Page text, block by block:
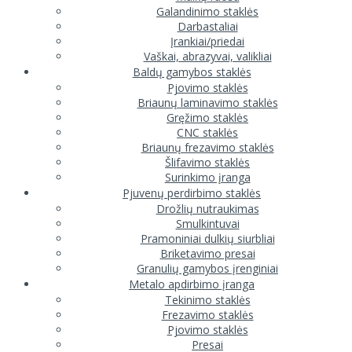
Galandinimo staklės
Darbastaliai
Įrankiai/priedai
Vaškai, abrazyvai, valikliai
Baldų gamybos staklės
Pjovimo staklės
Briaunų laminavimo staklės
Gręžimo staklės
CNC staklės
Briaunų frezavimo staklės
Šlifavimo staklės
Surinkimo įranga
Pjuvenų perdirbimo staklės
Drožlių nutraukimas
Smulkintuvai
Pramoniniai dulkių siurbliai
Briketavimo presai
Granulių gamybos įrenginiai
Metalo apdirbimo įranga
Tekinimo staklės
Frezavimo staklės
Pjovimo staklės
Presai